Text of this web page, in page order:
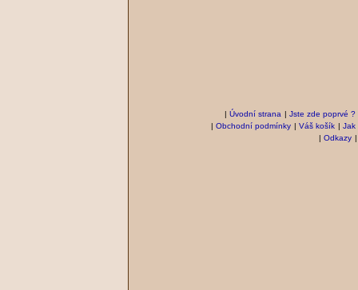
| Úvodní strana | Jste zde poprvé ?
| Obchodní podmínky | Váš košík | Jak
| Odkazy